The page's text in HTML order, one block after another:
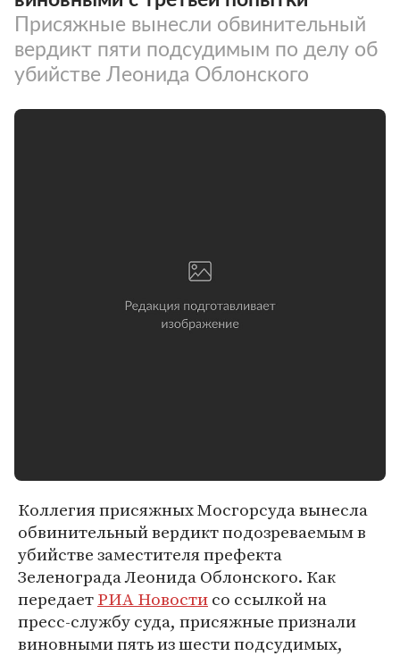
Присяжные вынесли обвинительный
вердикт пяти подсудимым по делу об
убийстве Леонида Облонского
Коллегия присяжных Мосгорсуда вынесла
обвинительный вердикт подозреваемым в
убийстве заместителя префекта
Зеленограда Леонида Облонского. Как
передаетРИА Новостисо ссылкой на
пресс-службу суда, присяжные признали
виновными пять из шести подсудимых,